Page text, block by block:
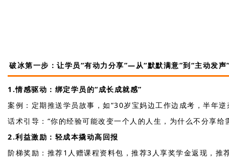
破冰第一步：让学员“有动力分享”—从“默默满意”到“主动发声
1.情感驱动：绑定学员的“成长成就感”
案例：定期推送学员故事，如“30岁宝妈边工作边成考，半年
话术引导：“你的经验可能改变一个人的人生，为什么不分享
2.利益激励：轻成本撬动高回报
阶梯奖励：推荐1人赠课程资料包，推荐3人享奖学金返现，